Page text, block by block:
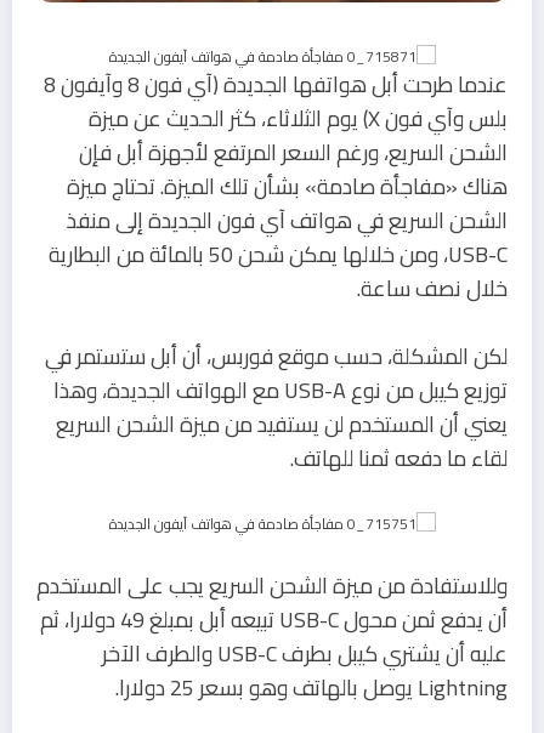
عندما طرحت أبل هواتفها الجديدة (آي فون 8 وآيفون 8
بلس وآي فون X) يوم الثلاثاء، كثر الحديث عن ميزة
الشحن السريع، ورغم السعر المرتفع لأجهزة أبل فإن
هناك «مفاجأة صادمة» بشأن تلك الميزة. تحتاج ميزة
الشحن السريع في هواتف آي فون الجديدة إلى منفذ
USB-C، ومن خلالها يمكن شحن 50 بالمائة من البطارية
خلال نصف ساعة.
لكن المشكلة، حسب موقع فوربس، أن أبل ستستمر في
توزيع كيبل من نوع USB-A مع الهواتف الجديدة، وهذا
يعني أن المستخدم لن يستفيد من ميزة الشحن السريع
لقاء ما دفعه ثمنا للهاتف.
وللاستفادة من ميزة الشحن السريع يجب على المستخدم
أن يدفع ثمن محول USB-C تبيعه أبل بمبلغ 49 دولارا، ثم
عليه أن يشتري كيبل بطرف USB-C والطرف الآخر
Lightning يوصل بالهاتف وهو بسعر 25 دولارا.